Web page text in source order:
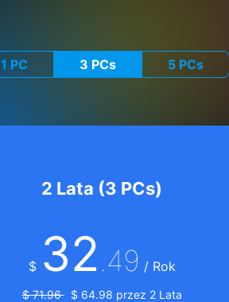
1 PC 3 PCs 5 PCs
2 Lata (3 PCs)
$ 32.49 / Rok
$ 71.96$ 64.98 przez 2 Lata